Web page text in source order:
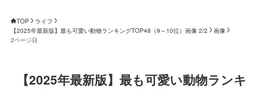
TOP
ライフ
【2025年最新版】最も可愛い動物ランキングTOP48（9～10位）画像 2/2
画像
2ページ目
【2025年最新版】最も可愛い動物ランキ